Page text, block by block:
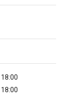
18:00
18:00